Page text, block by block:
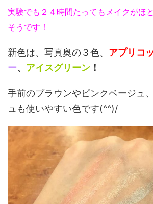
実験でも２４時間たってもメイクがほ
そうです！
新色は、写真奥の３色、 アプリコ
ー、 アイスグリーン ！
手前のブラウンやピンクベージュ
ュも使いやすい色です(^^)/